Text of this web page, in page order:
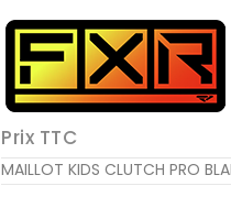
Prix TTC
MAILLOT KIDS CLUTCH PRO